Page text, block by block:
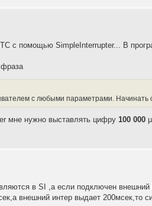
с помощью SimpleInterrupter... В
фраза
с любыми параметрами. Начинать
мне нужно выставлять цифру 100 000
в SI ,а если подключен
внешний интер выдает 200мсек,то